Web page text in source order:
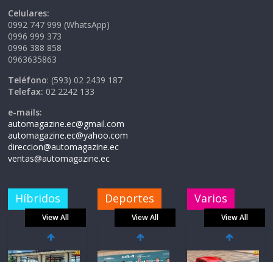
Celulares:
0992 747 999 (WhatsApp)
0996 999 373
0996 388 858
0963635863
Teléfono: (593) 02 2439 187
Telefax: 02 2242 133
e-mails:
automagazine.ec@gmail.com
automagazine.ec@yahoo.com
direccion@automagazine.ec
ventas@automagazine.ec
Híbridos
View All
Deportes
View All
Varios
View All